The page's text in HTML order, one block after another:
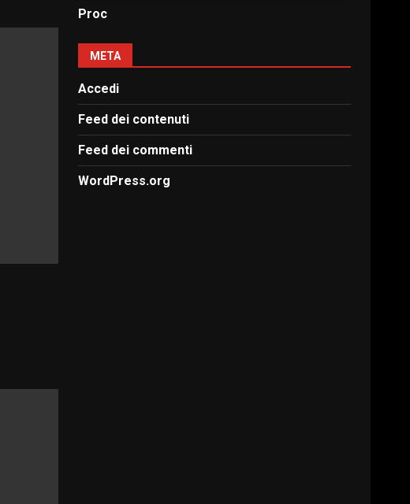
Proc
META
Accedi
Feed dei contenuti
Feed dei commenti
WordPress.org